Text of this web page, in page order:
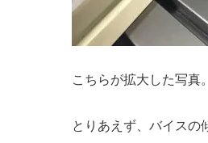
こちらが拡大した写真。
とりあえず、バイスの